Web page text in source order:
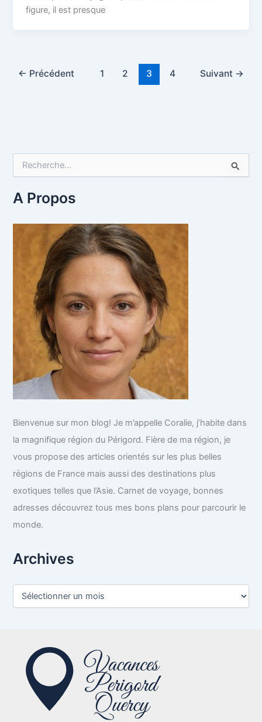
figure, il est presque
← Précédent 1 2 3 4 Suivant →
h
e
A Propos
Bienvenue sur mon blog! Je m’appelle Coralie, j’habite dans
la magnifique région du Périgord. Fière de ma région, je
vous propose des articles orientés sur les plus belles
régions de France mais aussi des destinations plus
exotiques telles que l’Asie. Carnet de voyage, bonnes
adresses découvrez tous mes bons plans pour parcourir le
monde.
Archives
A